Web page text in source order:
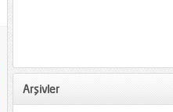
Arşivler